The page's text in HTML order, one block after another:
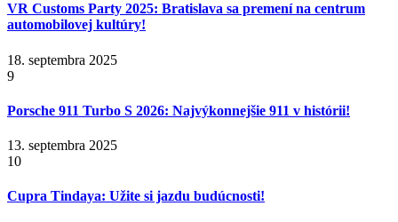
VR Customs Party 2025: Bratislava sa premení na centrum
automobilovej kultúry!
18. septembra 2025
9
Porsche 911 Turbo S 2026: Najvýkonnejšie 911 v histórii!
13. septembra 2025
10
Cupra Tindaya: Užite si jazdu budúcnosti!